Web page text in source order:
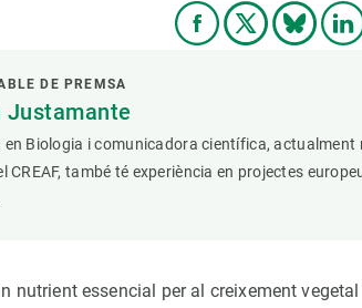
DE PREMSA
Justamante
en Biologia i comunicadora científica, actualment
CREAF, també té experiència en projectes
nutrient essencial per al creixement